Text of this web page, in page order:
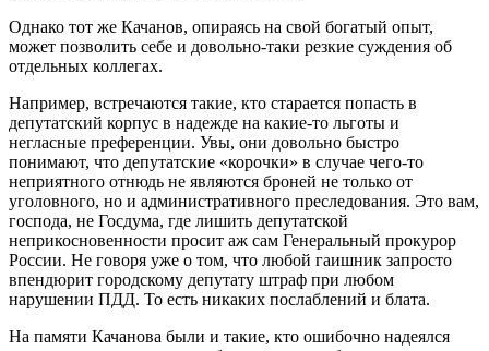
Однако тот же Качанов, опираясь на свой богатый опыт,
может позволить себе и довольно-таки резкие суждения об
отдельных коллегах.
Например, встречаются такие, кто старается попасть в
депутатский корпус в надежде на какие-то льготы и
негласные преференции. Увы, они довольно быстро
понимают, что депутатские «корочки» в случае чего-то
неприятного отнюдь не являются броней не только от
уголовного, но и административного преследования. Это вам,
господа, не Госдума, где лишить депутатской
неприкосновенности просит аж сам Генеральный прокурор
России. Не говоря уже о том, что любой гаишник запросто
впендюрит городскому депутату штраф при любом
нарушении ПДД. То есть никаких послаблений и блата.
На памяти Качанова были и такие, кто ошибочно надеялся